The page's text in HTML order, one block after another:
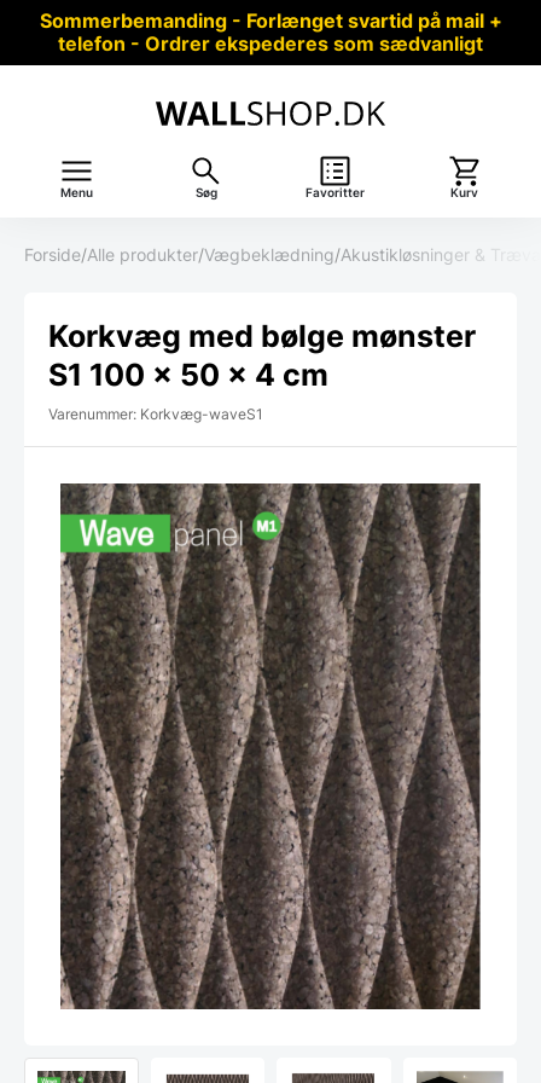
Sommerbemanding - Forlænget svartid på mail +
telefon - Ordrer ekspederes som sædvanligt
Menu Søg Favoritter Kurv
Forside/Alle produkter/Vægbeklædning/Akustikløsninger &
Korkvæg med bølge mønster
S1 100 x 50 x 4 cm
Varenummer: Korkvæg-waveS1